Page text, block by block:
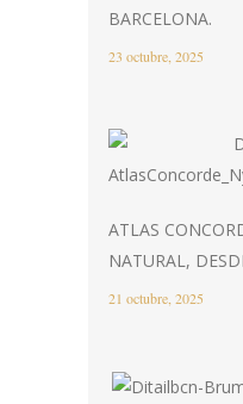
BARCELONA.
23 octubre, 2025
ATLAS
NATURAL,
21 octubre, 2025